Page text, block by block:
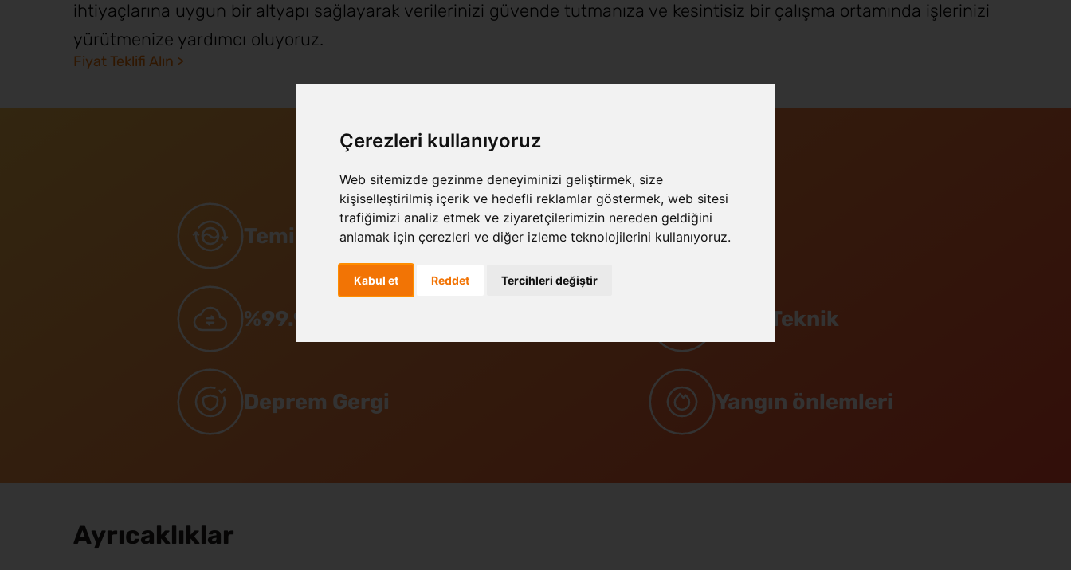
Çerezleri kullanıyoruz
Web sitemizde gezinme deneyiminizi geliştirmek, size
kişiselleştirilmiş içerik ve hedefli reklamlar göstermek, web sitesi
trafiğimizi analiz etmek ve ziyaretçilerimizin nereden geldiğini
anlamak için çerezleri ve diğer izleme teknolojilerini kullanıyoruz.
Kabul et Reddet Tercihleri değiştir
ihtiyaçlarına uygun bir altyapı sağlayarak verilerinizi güvende tutmanıza ve kesintisiz bir çalışma ortamında işlerinizi
yürütmenize yardımcı oluyoruz.
Fiyat Teklifi Alın >
Genel Özellikler
Temiz Enerji Tier 3
%99.9 Uptime 7/24 Teknik
Deprem Gergi Yangın önlemleri
Ayrıcaklıklar